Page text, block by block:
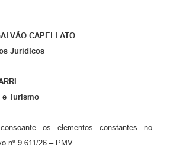
CAPELLATO
Jurídicos
e Turismo
os elementos constantes no
nº 9.611/26 – PMV.